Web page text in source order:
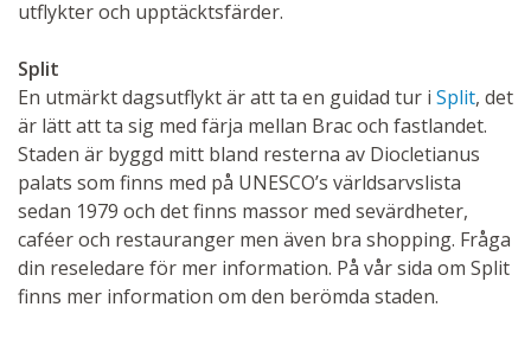
utflykter och upptäcktsfärder.
Split
En utmärkt dagsutflykt är att ta en guidad tur i Split, det
är lätt att ta sig med färja mellan Brac och fastlandet.
Staden är byggd mitt bland resterna av Diocletianus
palats som finns med på UNESCO’s världsarvslista
sedan 1979 och det finns massor med sevärdheter,
caféer och restauranger men även bra shopping. Fråga
din reseledare för mer information. På vår sida om Split
finns mer information om den berömda staden.